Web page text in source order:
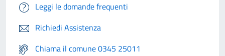
Leggi le domande frequenti
Richiedi Assistenza
Chiama il comune 0345 25011